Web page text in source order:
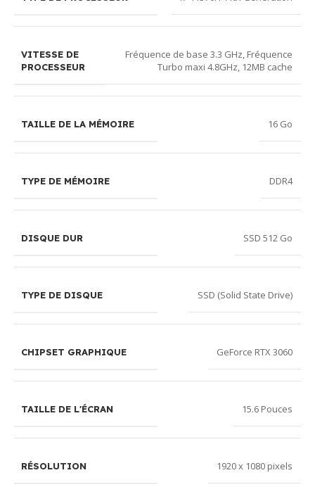
VITESSE DE
PROCESSEUR
Fréquence de base 3.3 GHz, Fréquence
Turbo maxi 4.8GHz, 12MB cache
TAILLE DE LA MÉMOIRE 16 Go
TYPE DE MÉMOIRE DDR4
DISQUE DUR SSD 512 Go
TYPE DE DISQUE SSD (Solid State Drive)
CHIPSET GRAPHIQUE GeForce RTX 3060
TAILLE DE L'ÉCRAN 15.6 Pouces
RÉSOLUTION 1920 x 1080 pixels